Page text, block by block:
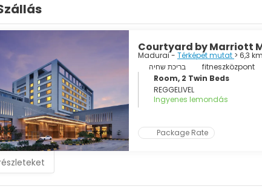
Courtyard by Marriott
Madurai - Térképet mutat > 6,3
בריכת שחיה
fitneszközpont
Room, 2 Twin Beds
REGGELIVEL
Ingyenes lemondás
Package Rate